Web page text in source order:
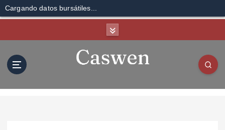
Cargando datos bursátiles...